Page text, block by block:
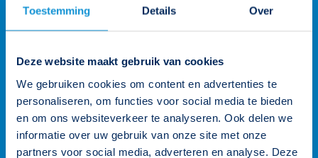
Toestemming Details Over
Deze website maakt gebruik van cookies
We gebruiken cookies om content en advertenties te
personaliseren, om functies voor social media te bieden
en om ons websiteverkeer te analyseren. Ook delen we
informatie over uw gebruik van onze site met onze
partners voor social media, adverteren en analyse. Deze